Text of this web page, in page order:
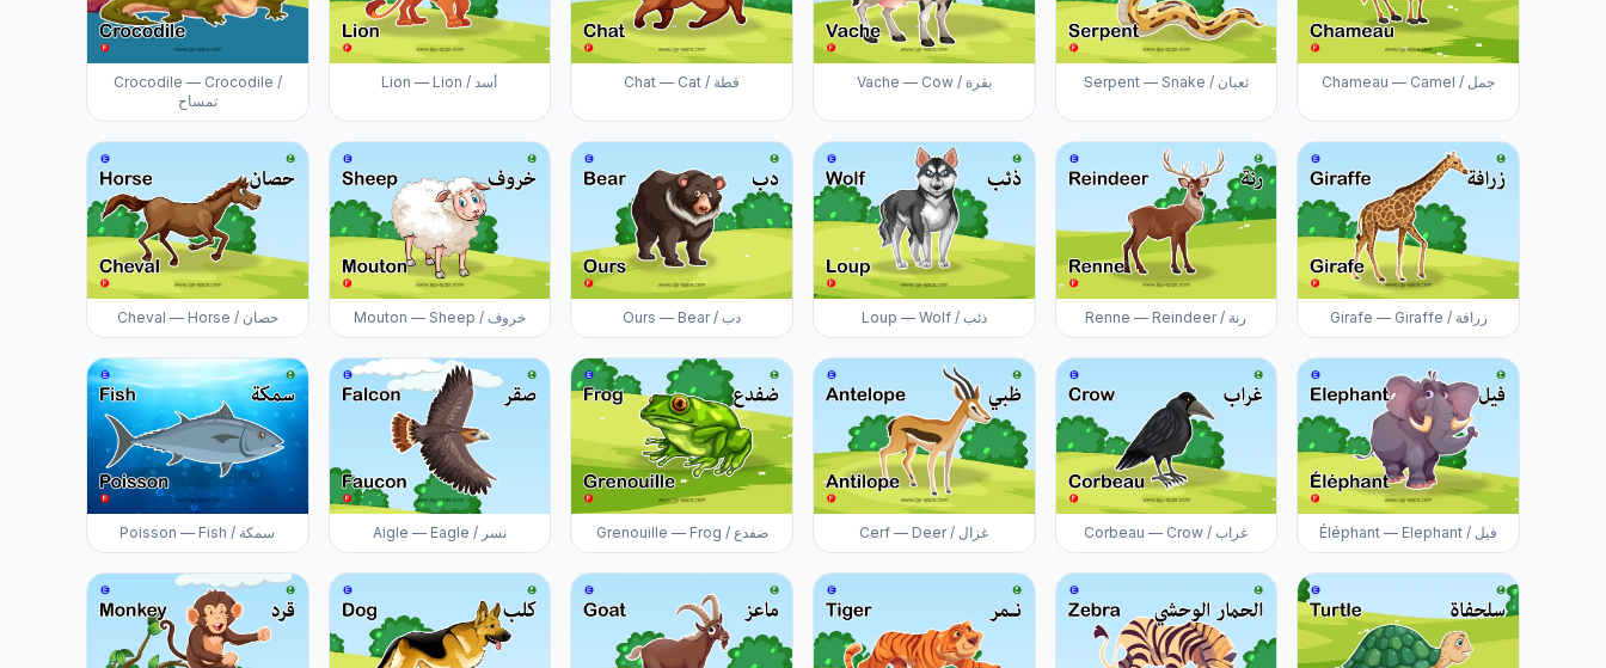
Crocodile — Crocodile /
تمساح
Lion — Lion / أسد Chat — Cat / قطة Vache — Cow / بقرة Serpent — Snake / ثعبان Chameau — Camel / جمل
Cheval — Horse / حصان Mouton — Sheep / خروف Ours — Bear / دب Loup — Wolf / ذئب Renne — Reindeer / رنة Girafe — Giraffe / زرافة
Poisson — Fish / سمكة Aigle — Eagle / نسر Grenouille — Frog / ضفدع Cerf — Deer / غزال Corbeau — Crow / غراب Éléphant — Elephant / فيل